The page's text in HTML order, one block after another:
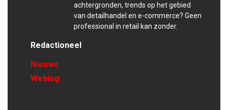
achtergronden, trends op het gebied
van detailhandel en e-commerce? Geen
professional in retail kan zonder.
Redactioneel
Nieuws
Weblog